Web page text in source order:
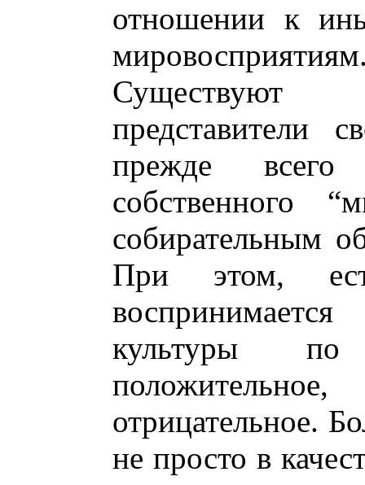
отношении к
Существуют
представители
прежде всего
собирательным
При этом,
культуры по
отрицательное.
не просто в